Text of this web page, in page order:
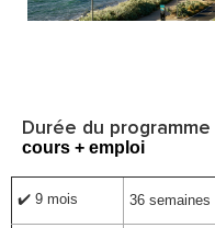
Durée du programme
cours + emploi
✔️ 9 mois 36